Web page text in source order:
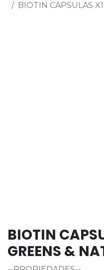
BIOTIN CAPSULAS
BIOTIN
GREENS &